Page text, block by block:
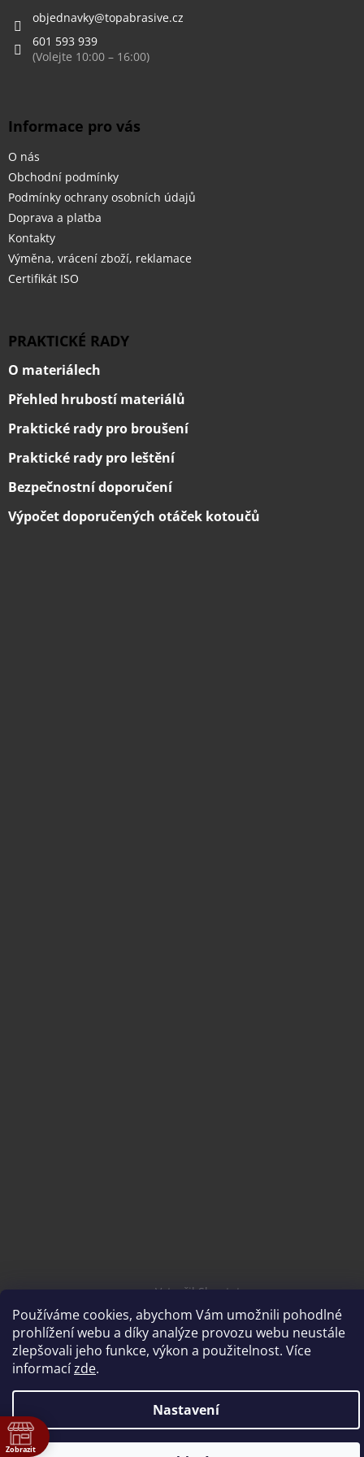
Používáme cookies, abychom Vám umožnili pohodlné
prohlížení webu a díky analýze provozu webu neustále
zlepšovali jeho funkce, výkon a použitelnost. Více
informacízde.
Nastavení
objednavky@topabrasive.cz
601 593 939
Informace pro vás
O nás
Obchodní podmínky
Podmínky ochrany osobních údajů
Doprava a platba
Kontakty
Výměna, vrácení zboží, reklamace
Certifikát ISO
PRAKTICKÉ RADY
O materiálech
Přehled hrubostí materiálů
Praktické rady pro broušení
Praktické rady pro leštění
Bezpečnostní doporučení
Výpočet doporučených otáček kotoučů
Vytvořil Shoptet
Copyright 2026brousimedoma.cz. Všechna práva
vyhrazena.
Zobrazit